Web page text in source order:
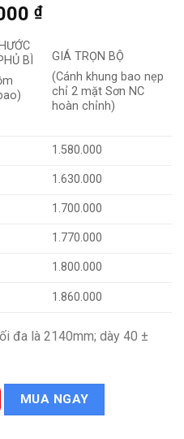
₫.
₫Giá
tại
là:
1.750.000 ₫.
BÌ
GIÁ TRỌN BỘ
(Cánh khung bao nẹp
chỉ 2 mặt Sơn NC
hoàn chỉnh)
1.580.000
1.630.000
1.700.000
1.770.000
1.800.000
1.860.000
đa là 2140mm; dày 40 ±
lượng
MUA NGAY